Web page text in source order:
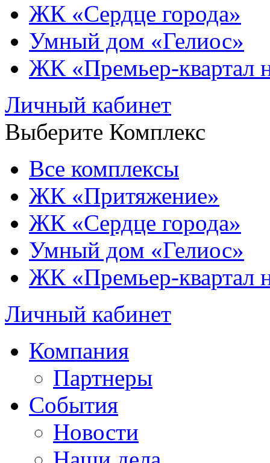
ЖК «Сердце города»
Умный дом «Гелиос»
ЖК «Премьер-квартал
Личный кабинет
Выберите Комплекс
Все комплексы
ЖК «Притяжение»
ЖК «Сердце города»
Умный дом «Гелиос»
ЖК «Премьер-квартал
Личный кабинет
Компания
Партнеры
События
Новости